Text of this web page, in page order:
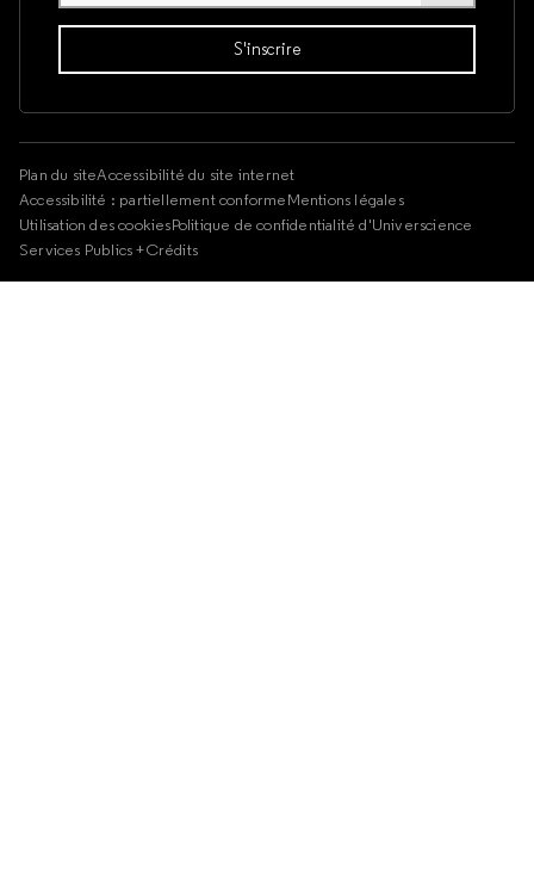
Plan du siteAccessibilité du site internet
Accessibilité : partiellement conformeMentions légales
Utilisation des cookiesPolitique de confidentialité d'Universcience
Services Publics +Crédits